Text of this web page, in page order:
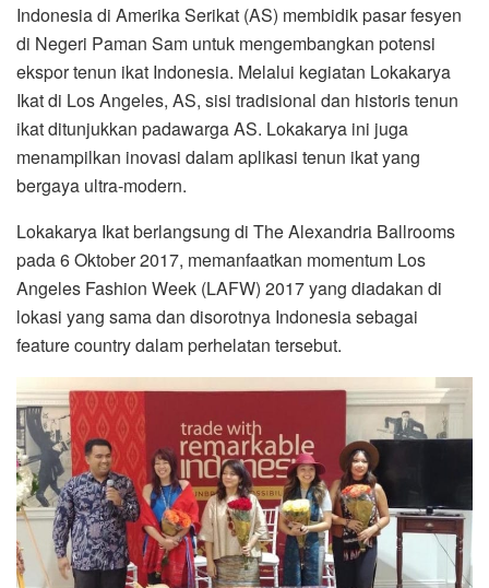
Indonesia di Amerika Serikat (AS) membidik pasar fesyen
di Negeri Paman Sam untuk mengembangkan potensi
ekspor tenun ikat Indonesia. Melalui kegiatan Lokakarya
Ikat di Los Angeles, AS, sisi tradisional dan historis tenun
ikat ditunjukkan padawarga AS. Lokakarya ini juga
menampilkan inovasi dalam aplikasi tenun ikat yang
bergaya ultra-modern.
Lokakarya Ikat berlangsung di The Alexandria Ballrooms
pada 6 Oktober 2017, memanfaatkan momentum Los
Angeles Fashion Week (LAFW) 2017 yang diadakan di
lokasi yang sama dan disorotnya Indonesia sebagai
feature country dalam perhelatan tersebut.